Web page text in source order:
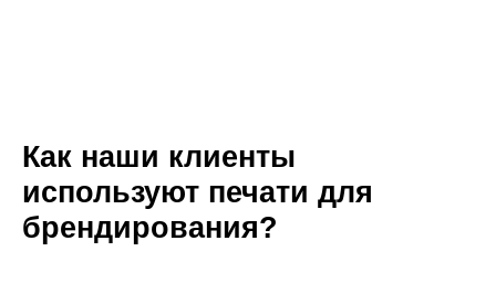
Как наши клиенты
используют печати для
брендирования?